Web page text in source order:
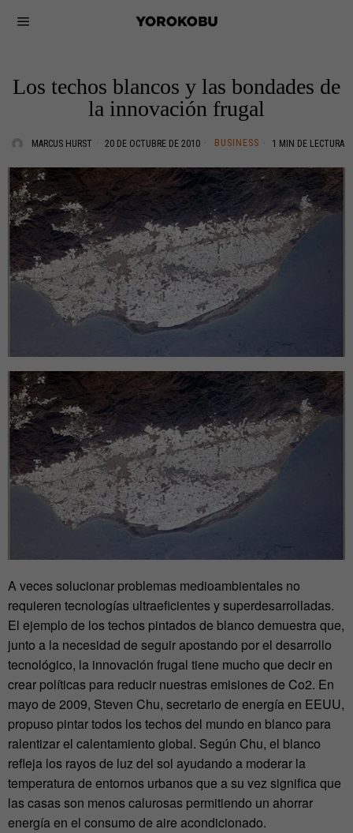
Los techos blancos y las bondades de
la innovación frugal
MARCUS HURST 20 DE OCTUBRE DE 2010 BUSINESS 1 MIN DE LECTURA
A veces solucionar problemas medioambientales no
requieren tecnologías ultraeficientes y superdesarrolladas.
El ejemplo de los techos pintados de blanco demuestra que,
junto a la necesidad de seguir apostando por el desarrollo
tecnológico, la innovación frugal tiene mucho que decir en
crear políticas para reducir nuestras emisiones de Co2. En
mayo de 2009, Steven Chu, secretario de energía en EEUU,
propuso pintar todos los techos del mundo en blanco para
ralentizar el calentamiento global. Según Chu, el blanco
refleja los rayos de luz del sol ayudando a moderar la
temperatura de entornos urbanos que a su vez significa que
las casas son menos calurosas permitiendo un ahorrar
energía en el consumo de aire acondicionado.